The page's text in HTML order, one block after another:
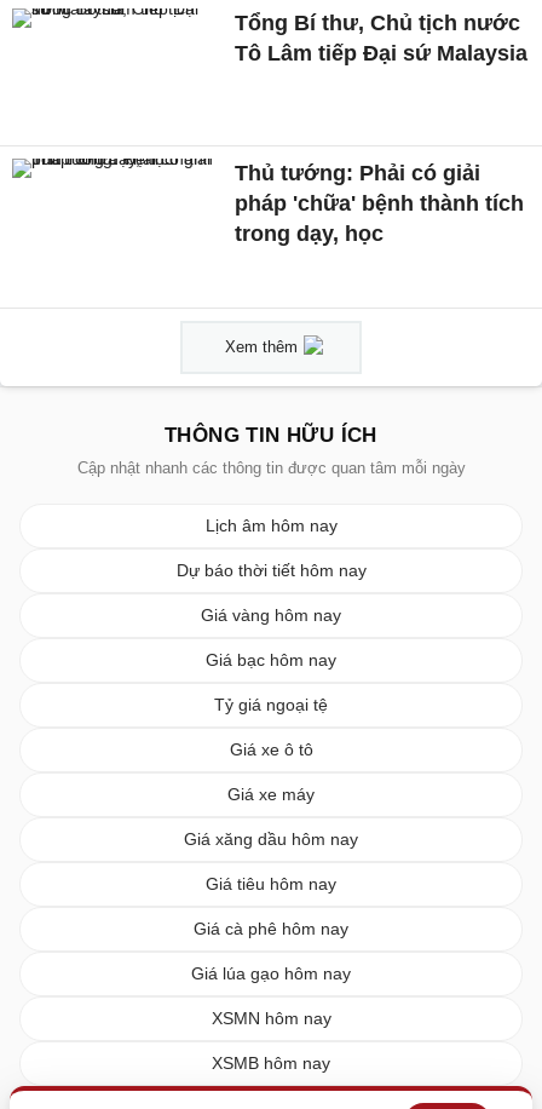
Tổng Bí thư, Chủ tịch nước
Tô Lâm tiếp Đại sứ Malaysia
Thủ tướng: Phải có giải
pháp 'chữa' bệnh thành tích
trong dạy, học
Xem thêm
THÔNG TIN HỮU ÍCH
Cập nhật nhanh các thông tin được quan tâm mỗi ngày
Lịch âm hôm nay
Dự báo thời tiết hôm nay
Giá vàng hôm nay
Giá bạc hôm nay
Tỷ giá ngoại tệ
Giá xe ô tô
Giá xe máy
Giá xăng dầu hôm nay
Giá tiêu hôm nay
Giá cà phê hôm nay
Giá lúa gạo hôm nay
XSMN hôm nay
XSMB hôm nay